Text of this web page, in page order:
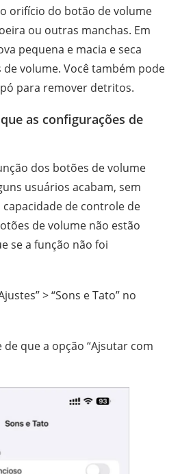
orifício do botão de volume
ou outras manchas. Em
pequena e macia e seca
volume. Você também pode
para remover detritos.
as configurações de
dos botões de volume
usuários acabam, sem
de controle de
de volume não estão
se a função não foi
> “Sons e Tato” no
de que a opção “Ajsutar com